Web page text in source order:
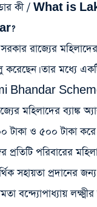
কী / What is
রাজ্যের
করেছেন। তার মধ্যে
Bhandar
মহিলাদের ব্যাঙ্ক
টাকা ও ৫০০ টাকা করে
প্রতিটি পরিবারের
সহায়তা প্রদানের
বন্দ্যোপাধ্যায়